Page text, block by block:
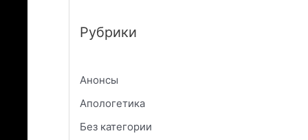
Рубрики
Анонсы
Апологетика
Без категории